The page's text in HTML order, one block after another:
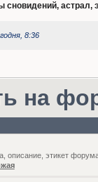
астрал,
8:36
на
описание, этикет